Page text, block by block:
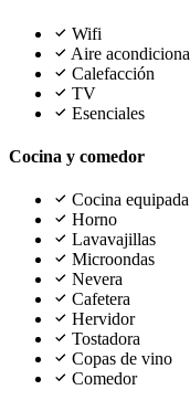
Wifi
Aire
Calefacción
TV
Esenciales
Cocina y comedor
Cocina equipada
Horno
Lavavajillas
Microondas
Nevera
Cafetera
Hervidor
Tostadora
Copas de vino
Comedor